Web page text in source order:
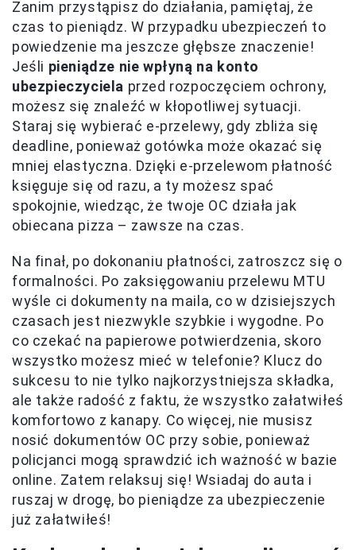
Zanim przystąpisz do działania, pamiętaj, że
czas to pieniądz. W przypadku ubezpieczeń to
powiedzenie ma jeszcze głębsze znaczenie!
Jeśli pieniądze nie wpłyną na konto
ubezpieczyciela przed rozpoczęciem ochrony,
możesz się znaleźć w kłopotliwej sytuacji.
Staraj się wybierać e-przelewy, gdy zbliża się
deadline, ponieważ gotówka może okazać się
mniej elastyczna. Dzięki e-przelewom płatność
księguje się od razu, a ty możesz spać
spokojnie, wiedząc, że twoje OC działa jak
obiecana pizza – zawsze na czas.
Na finał, po dokonaniu płatności, zatroszcz się o
formalności. Po zaksięgowaniu przelewu MTU
wyśle ci dokumenty na maila, co w dzisiejszych
czasach jest niezwykle szybkie i wygodne. Po
co czekać na papierowe potwierdzenia, skoro
wszystko możesz mieć w telefonie? Klucz do
sukcesu to nie tylko najkorzystniejsza składka,
ale także radość z faktu, że wszystko załatwiłeś
komfortowo z kanapy. Co więcej, nie musisz
nosić dokumentów OC przy sobie, ponieważ
policjanci mogą sprawdzić ich ważność w bazie
online. Zatem relaksuj się! Wsiadaj do auta i
ruszaj w drogę, bo pieniądze za ubezpieczenie
już załatwiłeś!